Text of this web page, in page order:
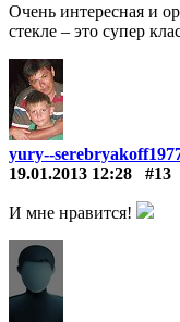
Очень интересная и
стекле – это супер
yury--
19.01.2013 12:28
#13
И мне нравится!